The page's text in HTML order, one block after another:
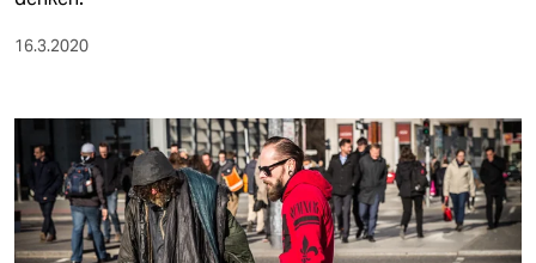
16.3.2020